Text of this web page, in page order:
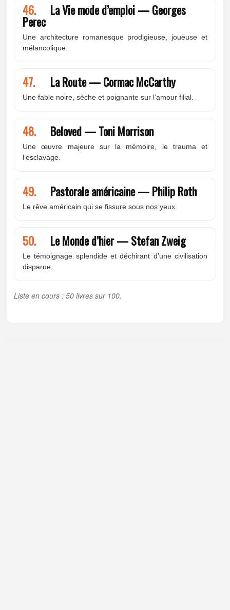
46. La Vie mode d’emploi — Georges
Perec
Une architecture romanesque prodigieuse, joueuse et
mélancolique.
47. La Route — Cormac McCarthy
Une fable noire, sèche et poignante sur l’amour filial.
48. Beloved — Toni Morrison
Une œuvre majeure sur la mémoire, le trauma et
l’esclavage.
49. Pastorale américaine — Philip Roth
Le rêve américain qui se fissure sous nos yeux.
50. Le Monde d’hier — Stefan Zweig
Le témoignage splendide et déchirant d’une civilisation
disparue.
Liste en cours : 50 livres sur 100.